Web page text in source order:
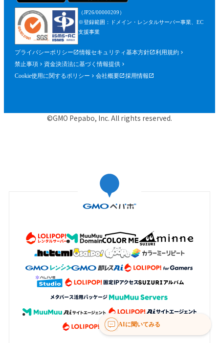
（JP26/00000209）
※登録範囲：ドメイン・レンタルサーバー事業、EC
支援事業
プライバシーポリシー 情報セキュリティ基本方針
利用規約
禁止事項
資金決済法に基づく情報提供
Cookie使用に関するポリシー
会社概要 採用情報
©GMO Pepabo, Inc. All rights reserved.
AIに聞いてみる